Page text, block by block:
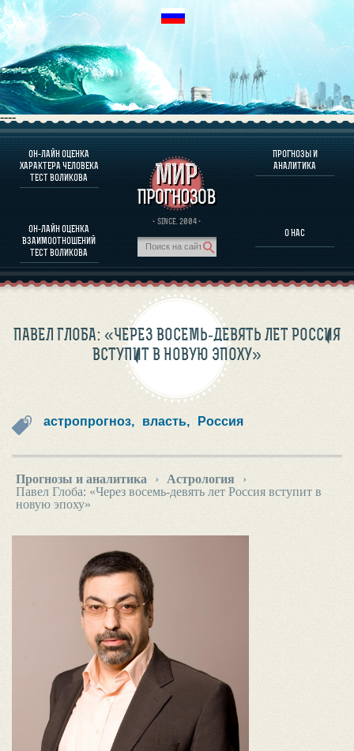
----
ОН-ЛАЙН ОЦЕНКА
ХАРАКТЕРА ЧЕЛОВЕКА
ТЕСТ ВОЛИКОВА
ОН-ЛАЙН ОЦЕНКА
ВЗАИМООТНОШЕНИЙ
ТЕСТ ВОЛИКОВА
· SINCE. 2004 ·
ПРОГНОЗЫ И
АНАЛИТИКА
О НАС
О ПРОГРАММЕ
ОЦЕНКА ХАРАКТЕРA ЧЕЛОВЕКА
ОЦЕНКА ХАРАКТЕРА ВЫДАЮЩИХСЯ ЛИЧНОСТЕЙ
О ПРОГРАММЕ
ПРОГНОЗЫ И АНАЛИТИКА
ПАВЕЛ ГЛОБА: «ЧЕРЕЗ ВОСЕМЬ-ДЕВЯТЬ ЛЕТ РОССИЯ
ВСТУПИТ В НОВУЮ ЭПОХУ»
астропрогноз, власть, Россия
Прогнозы и аналитика › Астрология
›
Павел Глоба: «Через восемь-девять лет Россия вступит в
новую эпоху»